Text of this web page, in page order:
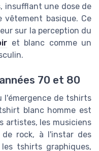
insufflant une dose de
vêtement basique. Ce
sur la perception du
et blanc comme un
70 et 80
l'émergence de tshirts
blanc homme est
artistes, les musiciens
rock, à l'instar des
tshirts graphiques,